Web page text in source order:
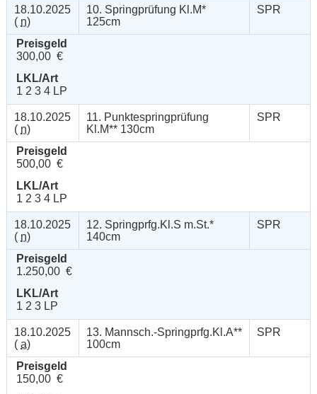
18.10.2025
( n)
10. Springprüfung Kl.M*
125cm
SPR
Preisgeld
300,00 €
LKL/Art
1 2 3 4 LP
18.10.2025
( n)
11. Punktespringprüfung
Kl.M** 130cm
SPR
Preisgeld
500,00 €
LKL/Art
1 2 3 4 LP
18.10.2025
( n)
12. Springprfg.Kl.S m.St.*
140cm
SPR
Preisgeld
1.250,00 €
LKL/Art
1 2 3 LP
18.10.2025
( a)
13. Mannsch.-Springprfg.Kl.A**
100cm
SPR
Preisgeld
150,00 €